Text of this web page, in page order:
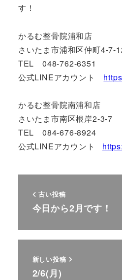
す！
かるむ整骨院浦和店
さいたま市浦和区仲町4-7-
TEL 048-762-6351
公式LINEアカウント
かるむ整骨院南浦和店
さいたま市南区根岸2-3-7
TEL 084-676-8924
公式LINEアカウント
古い投稿
今日から2月です！
新しい投稿
2/6(月)